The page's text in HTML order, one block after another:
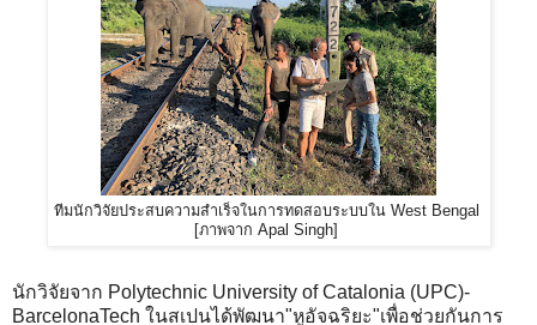
ทีมนักวิจัยประสบความสำเร็จในการทดสอบระบบใน West Bengal
[ภาพจาก Apal Singh]
นักวิจัยจาก Polytechnic University of Catalonia (UPC)-
BarcelonaTech ในสเปนได้พัฒนา"หูอัจฉริยะ"เพื่อช่วยกันการ